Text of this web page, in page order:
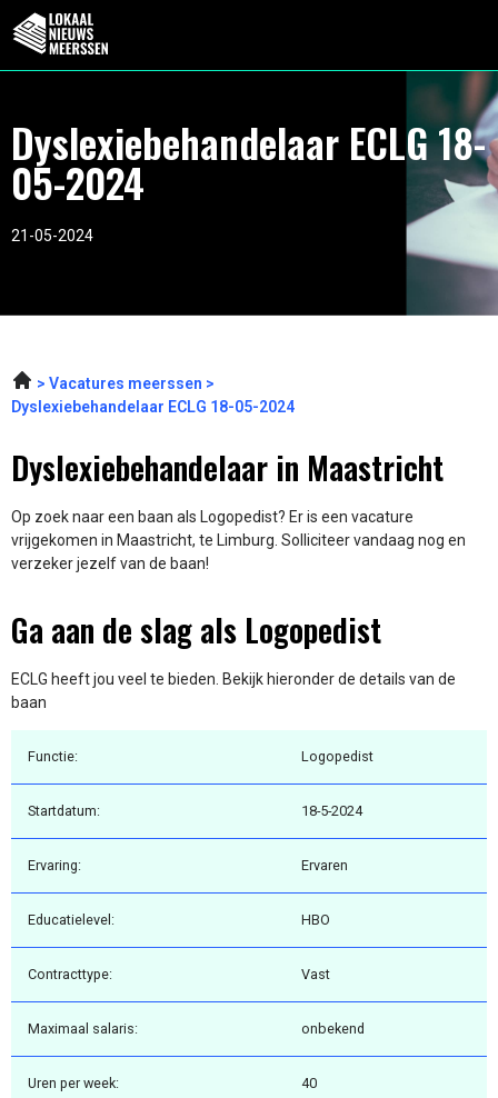
Dyslexiebehandelaar ECLG 18-
05-2024
21-05-2024
Vacatures meerssen
Dyslexiebehandelaar ECLG 18-05-2024
Dyslexiebehandelaar in Maastricht
Op zoek naar een baan als Logopedist? Er is een vacature
vrijgekomen in Maastricht, te Limburg. Solliciteer vandaag nog en
verzeker jezelf van de baan!
Ga aan de slag als Logopedist
ECLG heeft jou veel te bieden. Bekijk hieronder de details van de
baan
Functie: Logopedist
Startdatum: 18-5-2024
Ervaring: Ervaren
Educatielevel: HBO
Contracttype: Vast
Maximaal salaris: onbekend
Uren per week: 40